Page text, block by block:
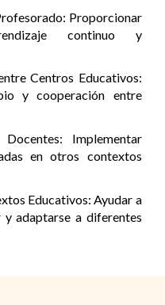
Proporcionar
continuo y
Centros Educativos:
y cooperación entre
Implementar
en otros contextos
Educativos: Ayudar a
adaptarse a diferentes